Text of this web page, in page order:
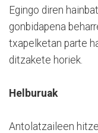
Egingo diren
gonbidapena
txapelketan parte
ditzakete horiek.
Helburuak
Antolatzaileen